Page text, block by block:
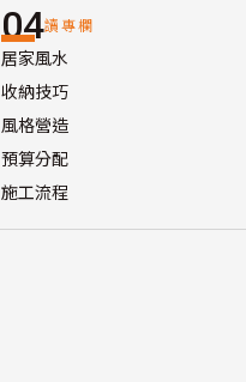
04讀專欄
居家風水
收納技巧
風格營造
預算分配
施工流程